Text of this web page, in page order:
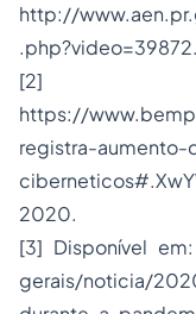
http://
[2]
https://
registra-
2020.
[3] Disponível
gerais/noticia/